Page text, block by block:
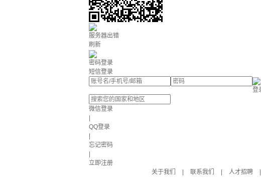
服务器出错
刷新
密码登录
短信登录
登
微信登录
QQ登录
忘记密码
立即注册
关于我们
联系我们 人才招聘